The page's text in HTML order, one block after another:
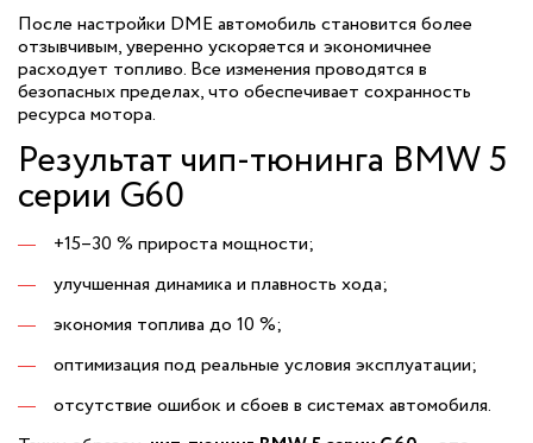
После настройки DME автомобиль становится более
отзывчивым, уверенно ускоряется и экономичнее
расходует топливо. Все изменения проводятся в
безопасных пределах, что обеспечивает сохранность
ресурса мотора.
Результат чип-тюнинга BMW 5
серии G60
+15–30 % прироста мощности;
улучшенная динамика и плавность хода;
экономия топлива до 10 %;
оптимизация под реальные условия эксплуатации;
отсутствие ошибок и сбоев в системах автомобиля.